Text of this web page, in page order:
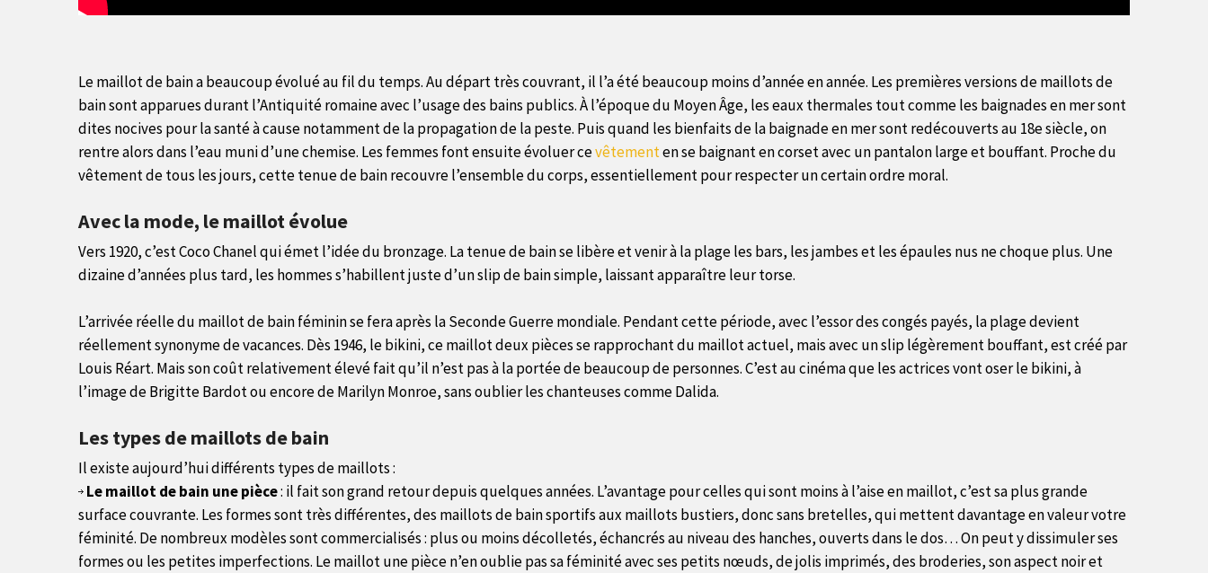
Le maillot de bain a beaucoup évolué au fil du temps. Au départ très couvrant, il l’a été beaucoup moins d’année en année. Les premières versions de maillots de
bain sont apparues durant l’Antiquité romaine avec l’usage des bains publics. À l’époque du Moyen Âge, les eaux thermales tout comme les baignades en mer sont
dites nocives pour la santé à cause notamment de la propagation de la peste. Puis quand les bienfaits de la baignade en mer sont redécouverts au 18e siècle, on
rentre alors dans l’eau muni d’une chemise. Les femmes font ensuite évoluer cevêtementen se baignant en corset avec un pantalon large et bouffant. Proche du
vêtement de tous les jours, cette tenue de bain recouvre l’ensemble du corps, essentiellement pour respecter un certain ordre moral.
Avec la mode, le maillot évolue
Vers 1920, c’est Coco Chanel qui émet l’idée du bronzage. La tenue de bain se libère et venir à la plage les bars, les jambes et les épaules nus ne choque plus. Une
dizaine d’années plus tard, les hommes s’habillent juste d’un slip de bain simple, laissant apparaître leur torse.
L’arrivée réelle du maillot de bain féminin se fera après la Seconde Guerre mondiale. Pendant cette période, avec l’essor des congés payés, la plage devient
réellement synonyme de vacances. Dès 1946, le bikini, ce maillot deux pièces se rapprochant du maillot actuel, mais avec un slip légèrement bouffant, est créé par
Louis Réart. Mais son coût relativement élevé fait qu’il n’est pas à la portée de beaucoup de personnes. C’est au cinéma que les actrices vont oser le bikini, à
l’image de Brigitte Bardot ou encore de Marilyn Monroe, sans oublier les chanteuses comme Dalida.
Les types de maillots de bain
Il existe aujourd’hui différents types de maillots :
Le maillot de bain une pièce: il fait son grand retour depuis quelques années. L’avantage pour celles qui sont moins à l’aise en maillot, c’est sa plus grande
surface couvrante. Les formes sont très différentes, des maillots de bain sportifs aux maillots bustiers, donc sans bretelles, qui mettent davantage en valeur votre
féminité. De nombreux modèles sont commercialisés : plus ou moins décolletés, échancrés au niveau des hanches, ouverts dans le dos… On peut y dissimuler ses
formes ou les petites imperfections. Le maillot une pièce n’en oublie pas sa féminité avec ses petits nœuds, de jolis imprimés, des broderies, son aspect noir et